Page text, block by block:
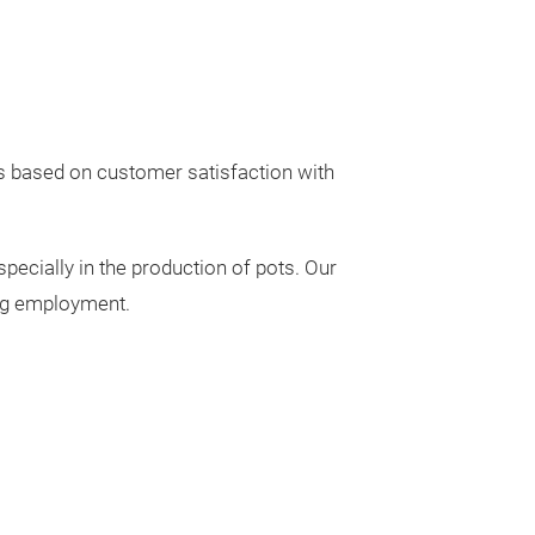
based on customer satisfaction with
in the production of pots. Our
employment.